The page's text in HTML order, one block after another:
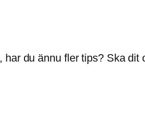
du ännu fler tips? Ska